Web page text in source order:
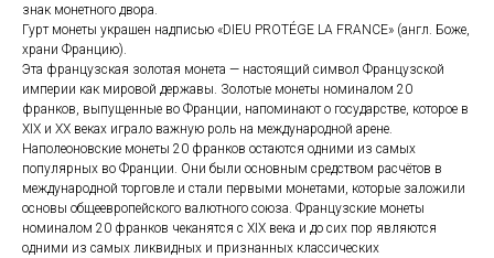
знак монетного двора.
Гурт монеты украшен надписью «DIEU PROTÉGE LA FRANCE» (англ. Боже,
храни Францию).
Эта французская золотая монета — настоящий символ Французской
империи как мировой державы. Золотые монеты номиналом 20
франков, выпущенные во Франции, напоминают о государстве, которое в
XIX и XX веках играло важную роль на международной арене.
Наполеоновские монеты 20 франков остаются одними из самых
популярных во Франции. Они были основным средством расчётов в
международной торговле и стали первыми монетами, которые заложили
основы общеевропейского валютного союза. Французские монеты
номиналом 20 франков чеканятся с XIX века и до сих пор являются
одними из самых ликвидных и признанных классических